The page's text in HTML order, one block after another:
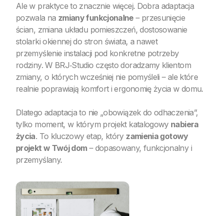
Ale w praktyce to znacznie więcej. Dobra adaptacja
pozwala na zmiany funkcjonalne– przesunięcie
ścian, zmiana układu pomieszczeń, dostosowanie
stolarki okiennej do stron świata, a nawet
przemyślenie instalacji pod konkretne potrzeby
rodziny. W BRJ‑Studio często doradzamy klientom
zmiany, o których wcześniej nie pomyśleli – ale które
realnie poprawiają komfort i ergonomię życia w domu.
Dlatego adaptacja to nie „obowiązek do odhaczenia”,
tylko moment, w którym projekt katalogowy nabiera
życia. To kluczowy etap, który zamienia gotowy
projekt w Twój dom– dopasowany, funkcjonalny i
przemyślany.